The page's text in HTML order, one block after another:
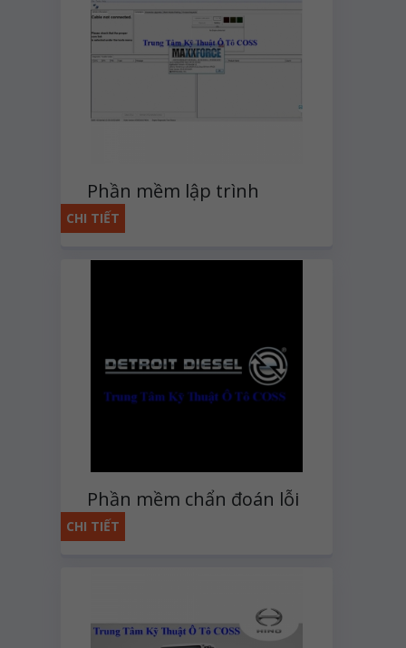
Phần mềm lập trình
MaxxForce NavKal Pro
CHI TIẾT
Phần mềm chẩn đoán lỗi
động cơ Detroit
CHI TIẾT